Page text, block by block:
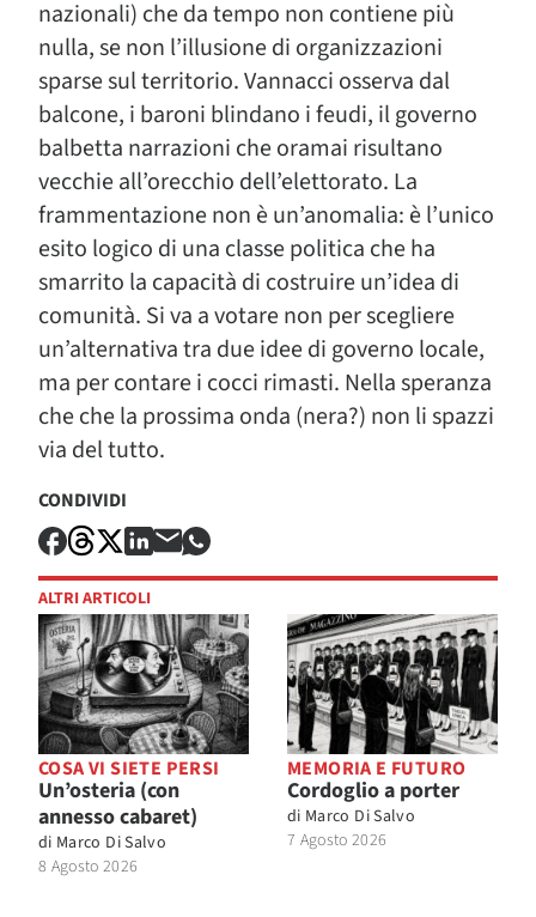
nazionali) che da tempo non contiene più
nulla, se non l’illusione di organizzazioni
sparse sul territorio. Vannacci osserva dal
balcone, i baroni blindano i feudi, il governo
balbetta narrazioni che oramai risultano
vecchie all’orecchio dell’elettorato. La
frammentazione non è un’anomalia: è l’unico
esito logico di una classe politica che ha
smarrito la capacità di costruire un’idea di
comunità. Si va a votare non per scegliere
un’alternativa tra due idee di governo locale,
ma per contare i cocci rimasti. Nella speranza
che che la prossima onda (nera?) non li spazzi
via del tutto.
CONDIVIDI
ALTRI ARTICOLI
COSA VI SIETE PERSI
Un’osteria (con
annesso cabaret)
di Marco Di Salvo
8 Agosto 2026
MEMORIA E FUTURO
Cordoglio a porter
di Marco Di Salvo
7 Agosto 2026